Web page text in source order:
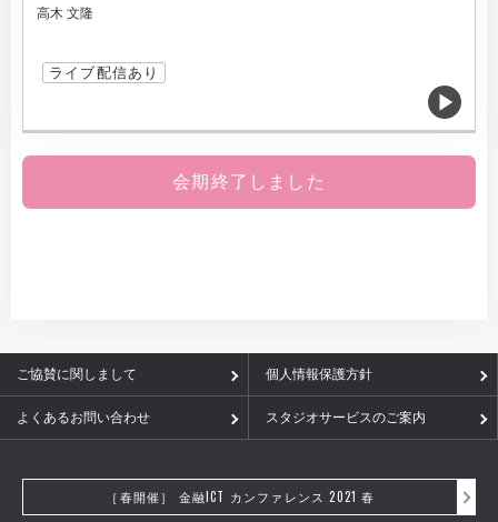
高木 文隆
ライブ配信あり
会期終了しました
ご協賛に関しまして 個人情報保護方針
よくあるお問い合わせ スタジオサービスのご案内
［春開催］ 金融ICT カンファレンス 2021 春